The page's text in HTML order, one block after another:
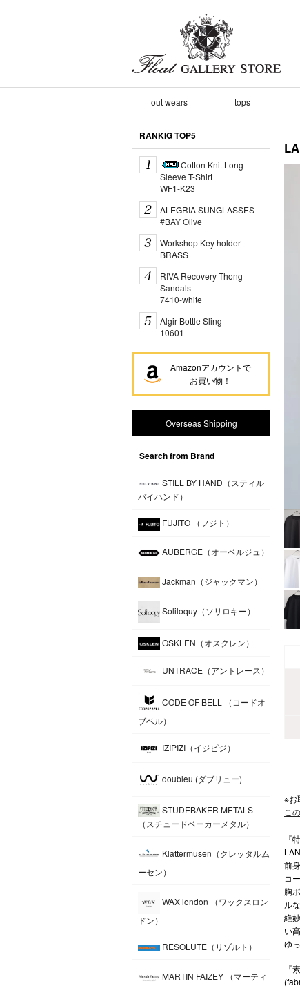
out wears tops
RANKIG TOP5
Cotton Knit Long
Sleeve T-Shirt
WF1-K23
ALEGRIA SUNGLASSES
#BAY Olive
Workshop Key holder
BRASS
RIVA Recovery Thong
Sandals
7410-white
Algir Bottle Sling
10601
Amazonアカウントで
お買い物！
Overseas Shipping
Search from Brand
STILL BY HAND（スティル
バイハンド）
FUJITO （フジト）
AUBERGE（オーベルジュ）
Jackman（ジャックマン）
Soliloquy（ソリロキー）
OSKLEN（オスクレン）
UNTRACE（アントレース）
CODE OF BELL （コードオ
ブベル）
IZIPIZI（イジピジ）
doubleu (ダブリュー)
STUDEBAKER METALS
（スチュードベーカーメタル）
Klattermusen（クレッタルム
ーセン）
WAX london （ワックスロン
ドン）
RESOLUTE（リゾルト）
MARTIN FAIZEY （マーティ
※お
こ
『
前
コ
胸
ル
絶
い
ゆ
『